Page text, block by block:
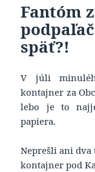
Fantóm
späť?!
V júli
kontajner za
lebo je to
papiera.
Neprešli ani
kontajner pod